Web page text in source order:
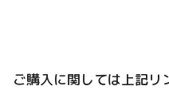
ご購入に関しては上記